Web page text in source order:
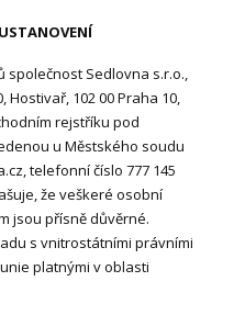
Sedlovna s.r.o.,
102 00 Praha 10,
rejstříku pod
u Městského soudu
telefonní číslo 777 145
že veškeré osobní
jsou přísně důvěrné.
s vnitrostátními právními
platnými v oblasti